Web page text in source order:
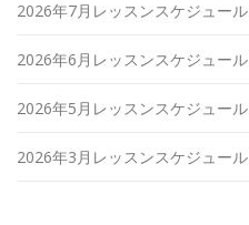
2026年7月レッスンスケジュール
2026年6月レッスンスケジュール
2026年5月レッスンスケジュール
2026年3月レッスンスケジュール